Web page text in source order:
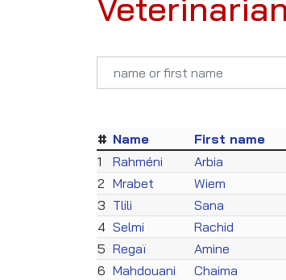
# Name First name
1
Rahméni Arbia
2 Mrabet Wiem
3 Tlili Sana
4 Selmi Rachid
5 Regaï Amine
6 Mahdouani Chaima